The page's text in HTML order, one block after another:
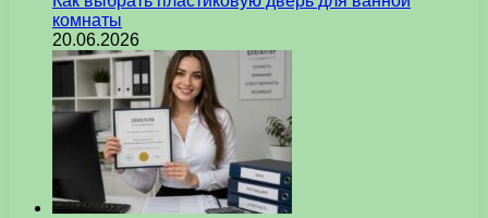
комнаты
20.06.2026